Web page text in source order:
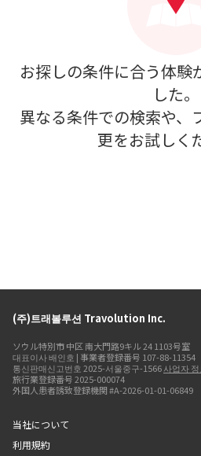
お探しの条件に合う体験
した。
異なる条件での検索や、
更をお試しく
(주)트래볼루션 Travolution Inc.
ソウル特別市 中区 南大門路9キル 24 1103号室
대표이사 배인호 | 事業者登録番号 107-88-11354
통신판매신고번호 2025-서울중구-1566사업자
旅行業登録番号 2025-000074
外国人患者誘致登録機関 #A-2026-01-01-06849
当社について
利用規約